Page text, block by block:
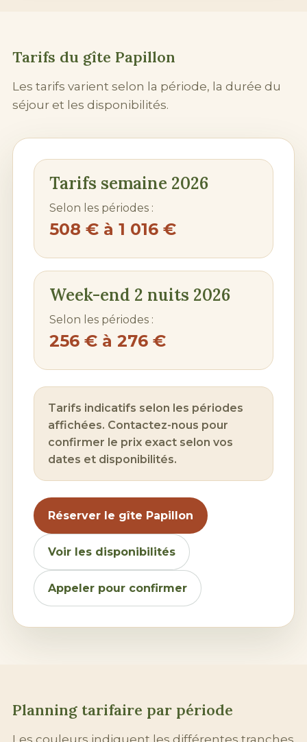
Tarifs du gîte Papillon
Les tarifs varient selon la période, la durée du
séjour et les disponibilités.
Tarifs semaine 2026
Selon les périodes :
508 € à 1 016 €
Week-end 2 nuits 2026
Selon les périodes :
256 € à 276 €
Tarifs indicatifs selon les périodes
affichées. Contactez-nous pour
confirmer le prix exact selon vos
dates et disponibilités.
Réserver le gîte Papillon
Voir les disponibilités
Appeler pour confirmer
Planning tarifaire par période
Les couleurs indiquent les différentes tranches